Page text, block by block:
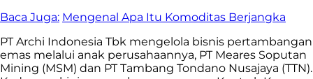
Baca Juga: Mengenal Apa Itu Komoditas Berjangka
PT Archi Indonesia Tbk mengelola bisnis pertambangan
emas melalui anak perusahaannya, PT Meares Soputan
Mining (MSM) dan PT Tambang Tondano Nusajaya (TTN).